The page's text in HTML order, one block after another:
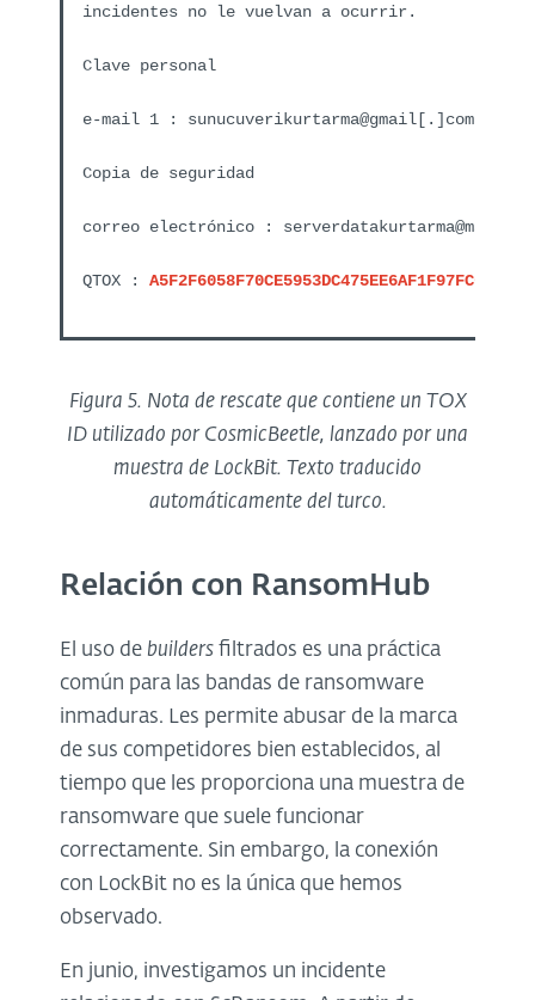
incidentes no le vuelvan a ocurrir.
Clave personal
e-mail 1 : sunucuverikurtarma@gmail[.]com
Copia de seguridad
correo electrónico :
QTOX :
Figura 5. Nota de rescate que contiene un TOX
ID utilizado por CosmicBeetle, lanzado por una
muestra de LockBit. Texto traducido
automáticamente del turco.
Relación con RansomHub
El uso de builders filtrados es una práctica
común para las bandas de ransomware
inmaduras. Les permite abusar de la marca
de sus competidores bien establecidos, al
tiempo que les proporciona una muestra de
ransomware que suele funcionar
correctamente. Sin embargo, la conexión
con LockBit no es la única que hemos
observado.
En junio, investigamos un incidente